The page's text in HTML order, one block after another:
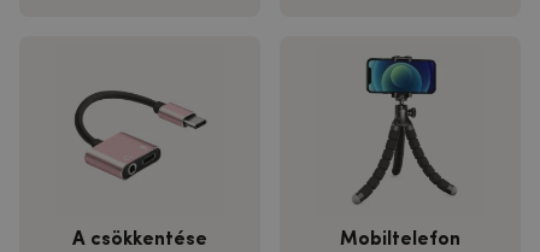
A csökkentése
Mobiltelefon